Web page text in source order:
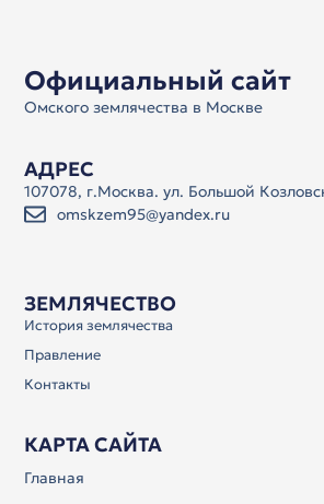
Официальный сайт
Омского землячества в Москве
ЗЕМЛЯЧЕСТВО
История землячества
Правление
Контакты
КАРТА САЙТА
Главная
АДРЕС
107078, г.Москва. ул. Большой
omskzem95@yandex.ru